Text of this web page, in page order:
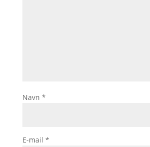
Navn *
E-mail *